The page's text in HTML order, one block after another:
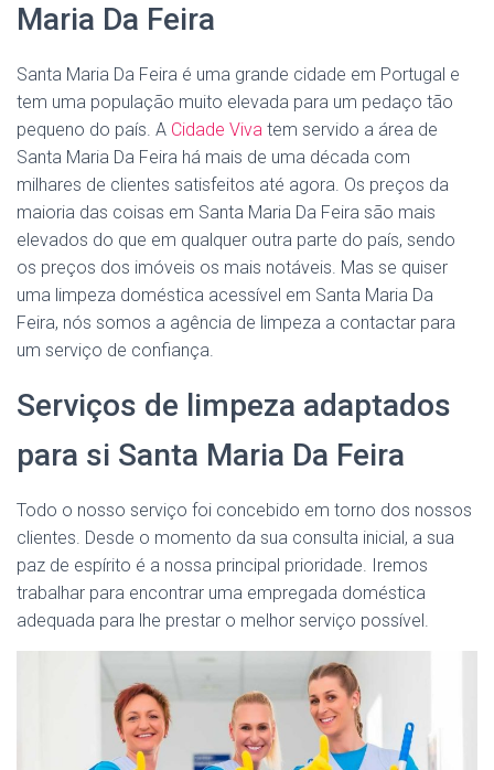
Maria Da Feira
Santa Maria Da Feira é uma grande cidade em Portugal e
tem uma população muito elevada para um pedaço tão
pequeno do país. A Cidade Viva tem servido a área de
Santa Maria Da Feira há mais de uma década com
milhares de clientes satisfeitos até agora. Os preços da
maioria das coisas em Santa Maria Da Feira são mais
elevados do que em qualquer outra parte do país, sendo
os preços dos imóveis os mais notáveis. Mas se quiser
uma limpeza doméstica acessível em Santa Maria Da
Feira, nós somos a agência de limpeza a contactar para
um serviço de confiança.
Serviços de limpeza adaptados
para si Santa Maria Da Feira
Todo o nosso serviço foi concebido em torno dos nossos
clientes. Desde o momento da sua consulta inicial, a sua
paz de espírito é a nossa principal prioridade. Iremos
trabalhar para encontrar uma empregada doméstica
adequada para lhe prestar o melhor serviço possível.